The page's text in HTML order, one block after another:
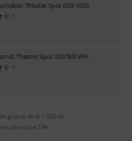
Theater Spot 650/1000
1
Theater Spot 300/500 WH
1
gratuit de la 1.500 lei
includ TVA